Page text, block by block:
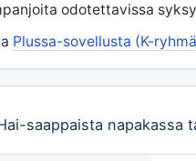
odotettavissa
Plussa-sovellusta (K-
saappaista napakassa